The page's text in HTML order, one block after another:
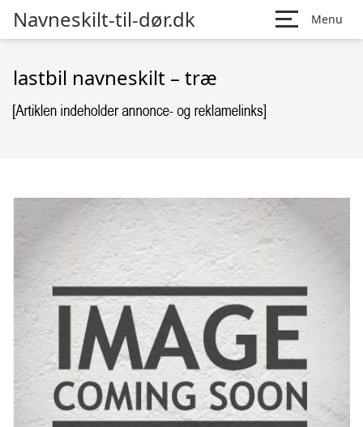
Navneskilt-til-dør.dk Menu
lastbil navneskilt – træ